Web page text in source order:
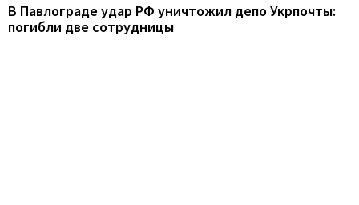
В Павлограде удар РФ уничтожил депо Укрпочты:
погибли две сотрудницы